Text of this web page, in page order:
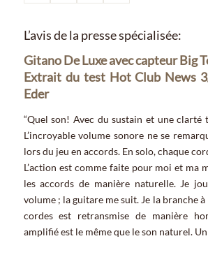
L’avis de la presse spécialisée:
Gitano De Luxe avec capteur Big
Extrait du test Hot Club News
Eder
“Quel son! Avec du sustain et une clarté
L’incroyable volume sonore ne se
lors du jeu en accords. En solo, chaque
L’action est comme faite pour moi et ma
les accords de manière naturelle. Je
volume ; la guitare me suit. Je la branche
cordes est retransmise de manière
amplifié est le même que le son naturel.